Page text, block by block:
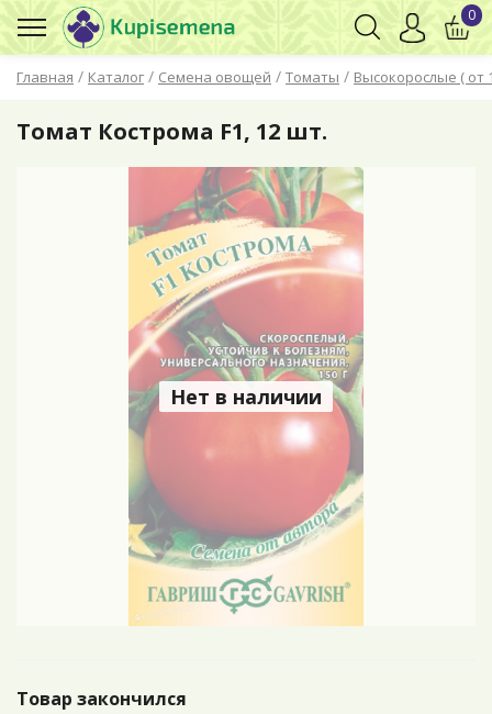
Главная / Каталог / Семена овощей / Томаты / Высокорослые ( от
0
Томат Кострома F1, 12 шт.
Нет в наличии
Товар закончился